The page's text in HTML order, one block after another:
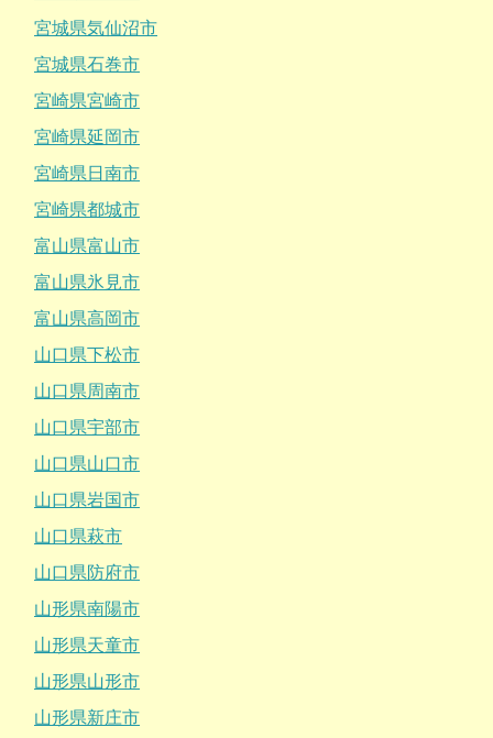
宮城県気仙沼市
宮城県石巻市
宮崎県宮崎市
宮崎県延岡市
宮崎県日南市
宮崎県都城市
富山県富山市
富山県氷見市
富山県高岡市
山口県下松市
山口県周南市
山口県宇部市
山口県山口市
山口県岩国市
山口県萩市
山口県防府市
山形県南陽市
山形県天童市
山形県山形市
山形県新庄市